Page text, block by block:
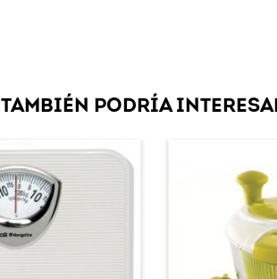
TAMBIÉN PODRÍA